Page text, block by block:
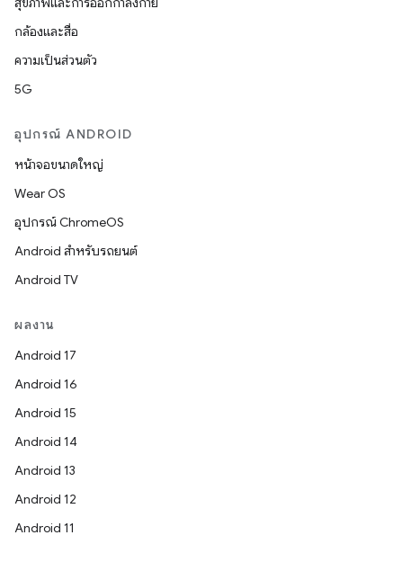
กล้องและสื่อ
ความเป็นส่วนตัว
5G
อุปกรณ์ ANDROID
หน้าจอขนาดใหญ่
Wear OS
อุปกรณ์ ChromeOS
Android สำหรับรถยนต์
Android TV
ผลงาน
Android 17
Android 16
Android 15
Android 14
Android 13
Android 12
Android 11